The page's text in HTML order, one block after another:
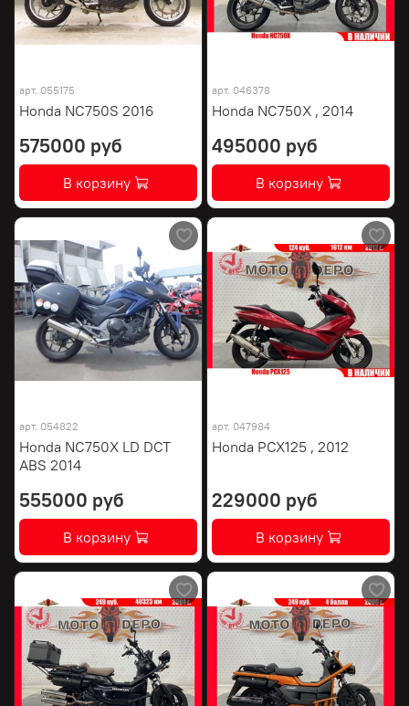
арт. 055175
Honda NC750S 2016
575000 руб
В корзину
арт. 046378
Honda NC750X , 2014
495000 руб
В корзину
арт. 054822
Honda NC750X LD DCT
ABS 2014
555000 руб
В корзину
арт. 047984
Honda PCX125 , 2012
229000 руб
В корзину